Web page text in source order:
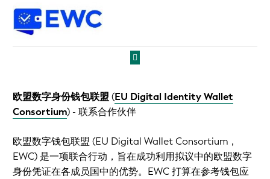
欧盟数字身份钱包联盟 (EU Digital Identity Wallet
Consortium) - 联系合作伙伴
欧盟数字钱包联盟 (EU Digital Wallet Consortium，
EWC) 是一项联合行动，旨在成功利用拟议中的欧盟数字
身份凭证在各成员国中的优势。EWC 打算在参考钱包应